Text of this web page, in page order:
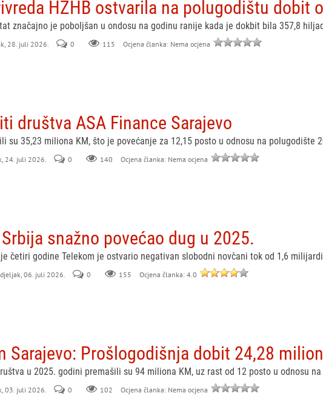
HZHB ostvarila na polugodištu dobit
značajno je poboljšan u ondosu na godinu ranije kada je dokbit bila 357,8
28. juli 2026. 0 115 Ocjena članka: Nema ocjena
društva ASA Finance Sarajevo
su 35,23 miliona KM, što je povećanje za 12,15 posto u odnosu na polugodište
24. juli 2026. 0 140 Ocjena članka: Nema ocjena
snažno povećao dug u 2025.
četiri godine Telekom je ostvario negativan slobodni novčani tok od 1,6
06. juli 2026. 0 155 Ocjena članka: 4.0
Sarajevo: Prošlogodišnja dobit 24,28
u 2025. godini premašili su 94 miliona KM, uz rast od 12 posto u odnosu
03. juli 2026. 0 102 Ocjena članka: Nema ocjena